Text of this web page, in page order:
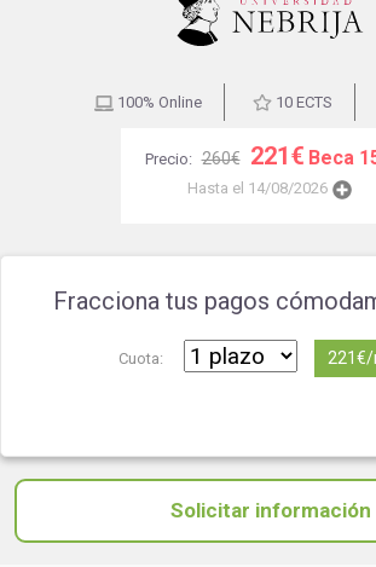
100% Online 10 ECTS
Precio: 260€ 221€ Beca
Hasta el 14/08/2026
Fracciona tus pagos
Cuota:
Solicitar información